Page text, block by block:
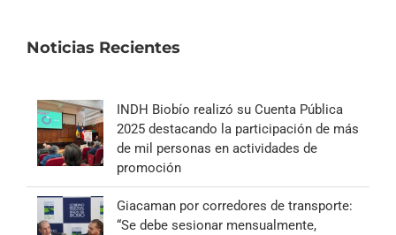
Noticias Recientes
INDH Biobío realizó su Cuenta Pública
2025 destacando la participación de más
de mil personas en actividades de
promoción
Giacaman por corredores de transporte:
“Se debe sesionar mensualmente,